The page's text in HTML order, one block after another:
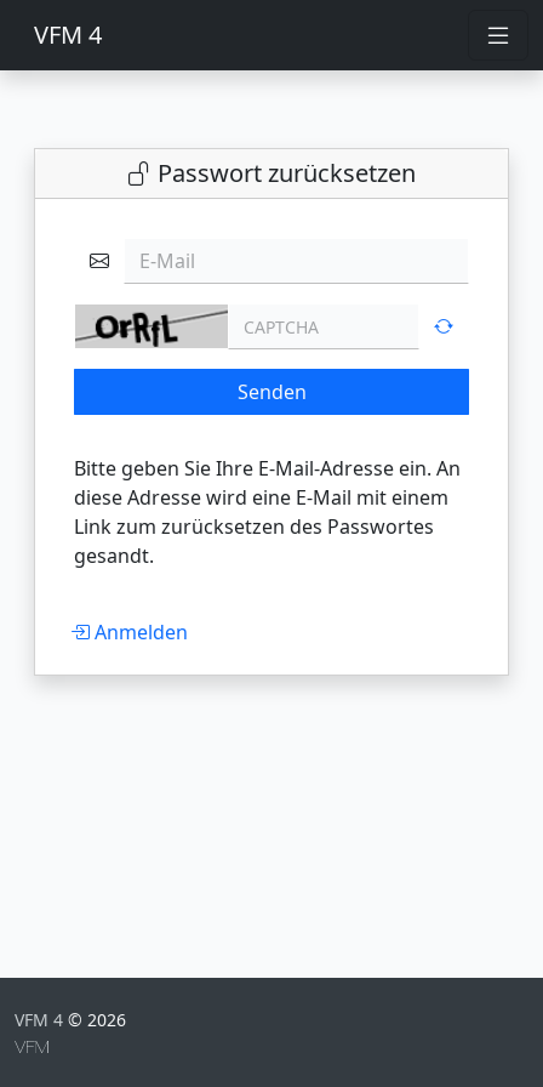
VFM 4
Passwort zurücksetzen
E-Mail
Senden
Bitte geben Sie Ihre E-Mail-Adresse ein. An
diese Adresse wird eine E-Mail mit einem
Link zum zurücksetzen des Passwortes
gesandt.
Anmelden
VFM 4 © 2026